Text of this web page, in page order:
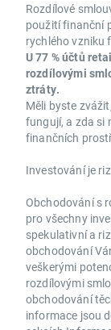
Rozdílové
použití finanční
rychlého vzniku
U 77 % účtů
rozdílovými
ztráty.
Měli byste
fungují, a zda si
finančních
Investování je
Obchodování s
pro všechny
spekulativní a
obchodování
veškerými
rozdílovými
obchodování
informace jsou